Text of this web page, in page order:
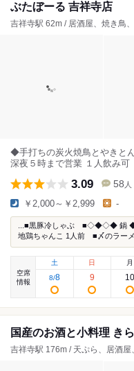
ぶたぼーる 吉祥寺店
吉祥寺駅 62m / 居酒屋、焼き鳥
◆手打ちの炭火焼鳥とやきと
深夜５時まで営業 １人飲み可
3.09 58 人
￥2,000～￥2,999 -
...■黒豚冷しゃぶ ■◇◆◇◆ 鍋
地鶏ちゃんこ 1人前 ■〆のラーメ
空席
情報
土
8/8
日
9
月
10
国産のお酒と小料理 き
吉祥寺駅 176m / 天ぷら、居酒屋